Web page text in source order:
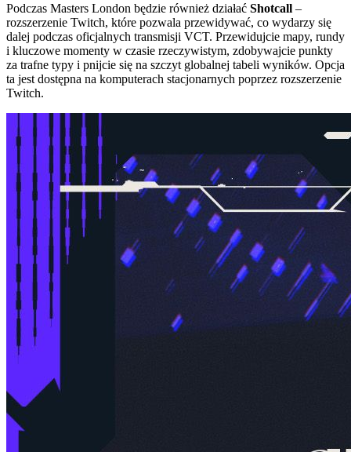
Podczas Masters London będzie również działać Shotcall –
rozszerzenie Twitch, które pozwala przewidywać, co wydarzy się
dalej podczas oficjalnych transmisji VCT. Przewidujcie mapy, rundy
i kluczowe momenty w czasie rzeczywistym, zdobywajcie punkty
za trafne typy i pnijcie się na szczyt globalnej tabeli wyników. Opcja
ta jest dostępna na komputerach stacjonarnych poprzez rozszerzenie
Twitch.